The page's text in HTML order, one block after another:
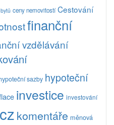
ceny nemovitostí Cestování
finanční
vzdělávání
sazby hypoteční
investice investování
komentáře měnová